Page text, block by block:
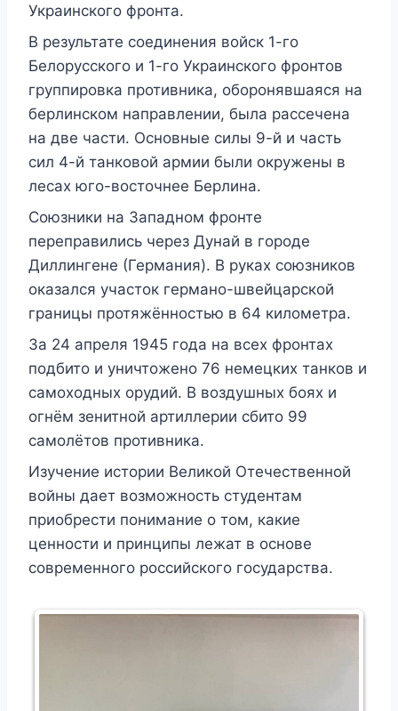
Украинского фронта.
В результате соединения войск 1-го
Белорусского и 1-го Украинского фронтов
группировка противника, оборонявшаяся на
берлинском направлении, была рассечена
на две части. Основные силы 9-й и часть
сил 4-й танковой армии были окружены в
лесах юго-восточнее Берлина.
Союзники на Западном фронте
переправились через Дунай в городе
Диллингене (Германия). В руках союзников
оказался участок германо-швейцарской
границы протяжённостью в 64 километра.
За 24 апреля 1945 года на всех фронтах
подбито и уничтожено 76 немецких танков и
самоходных орудий. В воздушных боях и
огнём зенитной артиллерии сбито 99
самолётов противника.
Изучение истории Великой Отечественной
войны дает возможность студентам
приобрести понимание о том, какие
ценности и принципы лежат в основе
современного российского государства.